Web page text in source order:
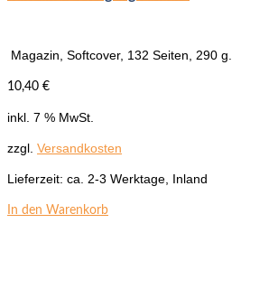
Magazin, Softcover, 132 Seiten, 290 g.
10,40 €
inkl. 7 % MwSt.
zzgl. Versandkosten
Lieferzeit: ca. 2-3 Werktage, Inland
In den Warenkorb